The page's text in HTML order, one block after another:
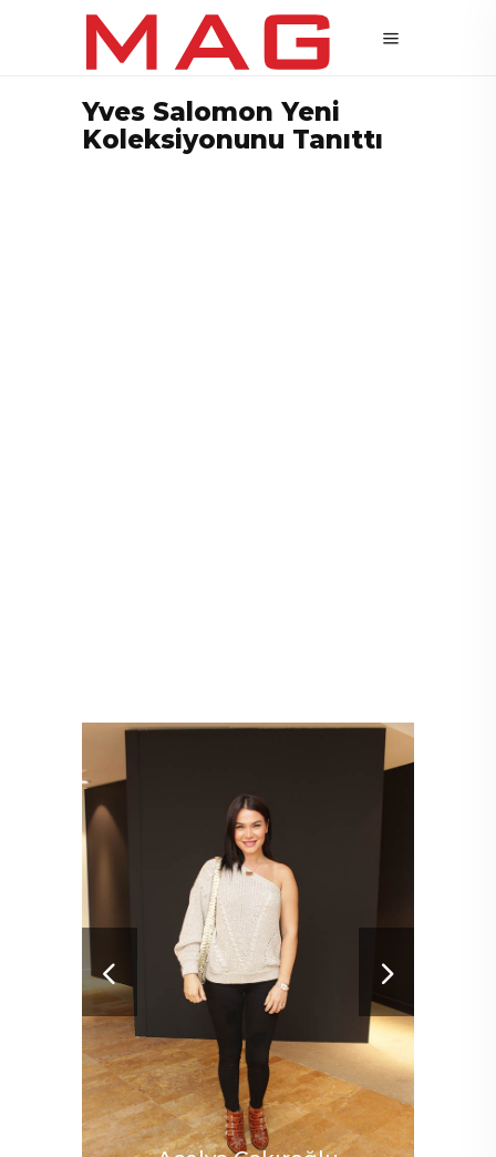
Yves Salomon Yeni
Koleksiyonunu Tanıttı